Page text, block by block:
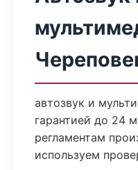
автозвук и
гарантией до 24
регламентам
используем